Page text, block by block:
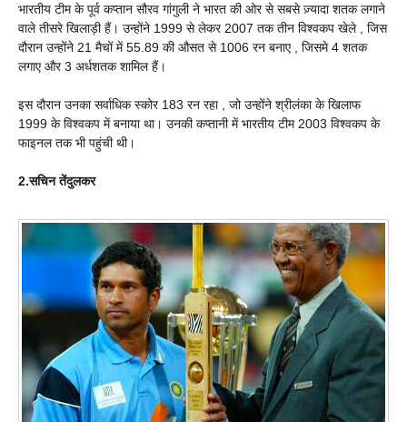
भारतीय टीम के पूर्व कप्तान सौरव गांगुली ने भारत की ओर से सबसे ज़्यादा शतक लगाने
वाले तीसरे खिलाड़ी हैं। उन्होंने 1999 से लेकर 2007 तक तीन विश्वकप खेले , जिस
दौरान उन्होंने 21 मैचों में 55.89 की औसत से 1006 रन बनाए , जिसमे 4 शतक
लगाए और 3 अर्धशतक शामिल हैं।
इस दौरान उनका सर्वाधिक स्कोर 183 रन रहा , जो उन्होंने श्रीलंका के खिलाफ
1999 के विश्वकप में बनाया था। उनकी कप्तानी में भारतीय टीम 2003 विश्वकप के
फाइनल तक भी पहुंची थी।
2.सचिन तेंदुलकर